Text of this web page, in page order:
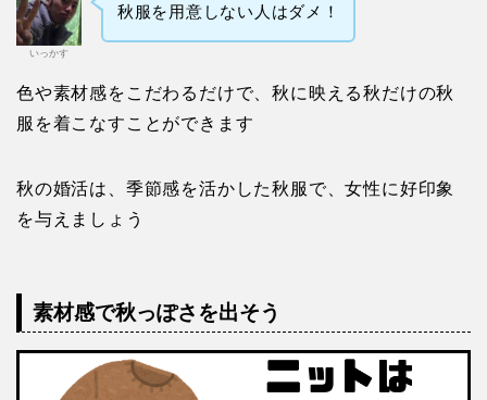
いっかす
秋服を用意しない人はダメ！
色や素材感をこだわるだけで、秋に映える秋だけの秋
服を着こなすことができます
秋の婚活は、季節感を活かした秋服で、女性に好印象
を与えましょう
素材感で秋っぽさを出そう